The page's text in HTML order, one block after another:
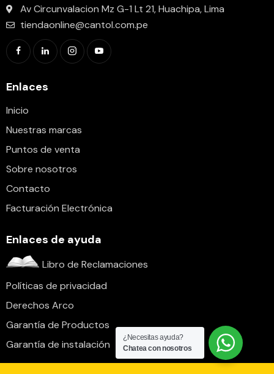
Av Circunvalacion Mz G-1 Lt 21, Huachipa, Lima
tiendaonline@cantol.com.pe
Enlaces
Inicio
Nuestras marcas
Puntos de venta
Sobre nosotros
Contacto
Facturación Electrónica
Enlaces de ayuda
Libro de Reclamaciones
Políticas de privacidad
Derechos Arco
Garantía de Productos
Garantía de instalación
¿Necesitas ayuda?
Chatea con nosotros